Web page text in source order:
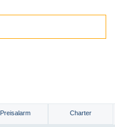
Preisalarm Charter